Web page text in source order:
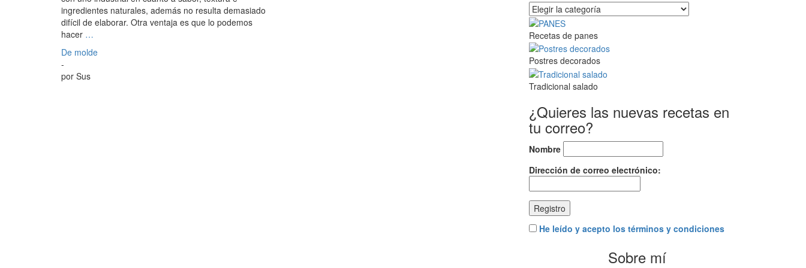
ingredientes naturales, además no resulta demasiado
difícil de elaborar. Otra ventaja es que lo podemos
hacer …
De molde
-
por Sus
progreso
Categorías
Recetas de panes
Postres decorados
Tradicional salado
¿Quieres las nuevas recetas en
tu correo?
Nombre
Dirección de correo electrónico:
He leído y acepto los términos y condiciones
Sobre mí